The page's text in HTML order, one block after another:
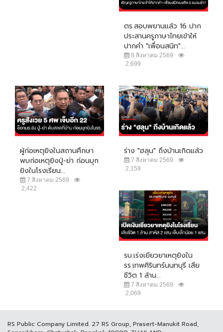
ตร.สอบพยานแล้ว 16 ปาก
ประสานครูภาษาไทยเข้าให้
ปากคำ "เพื่อนสนิท"...
8 สิงหาคม 2569
2,699
ผู้ก่อเหตุยิงในสถานศึกษา
พบก่อเหตุยิงปู่-ย่า ก่อนบุก
ยิงในโรงเรียน...
7 สิงหาคม 2569
2,422
ร่าง "ฮลุน" ถึงบ้านเกิดแล้ว
7 สิงหาคม 2569
2,158
รบ.เร่งเยียวยาเหตุยิงใน
รร.เทพศิรินทร์นนทบุรี เสีย
ชีวิต 1 ล้าน...
7 สิงหาคม 2569
2,069
RS Public Company Limited. 27 RS Group, Prasert-Manukit Road,